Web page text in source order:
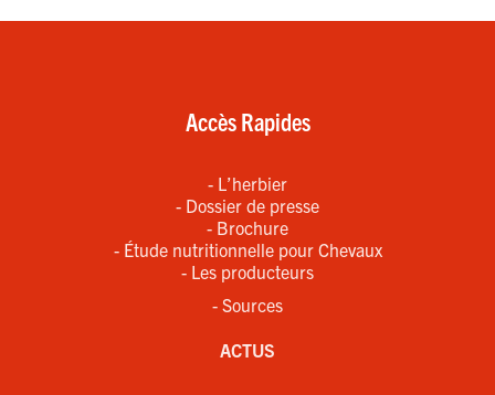
Accès Rapides
- L’herbier
- Dossier de presse
- Brochure
- Étude nutritionnelle pour Chevaux
- Les producteurs
- Sources
ACTUS